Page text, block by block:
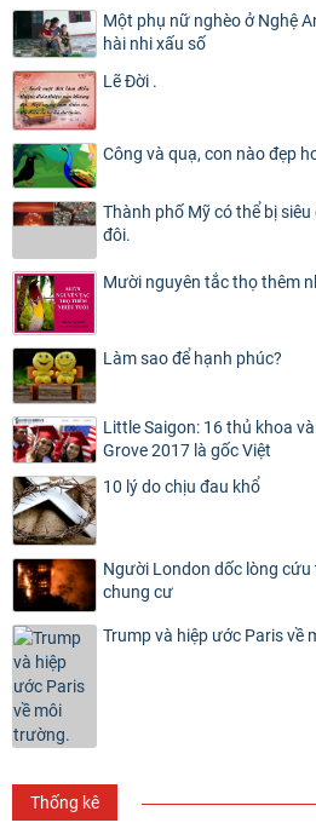
Một phụ nữ nghèo ở Nghệ
hài nhi xấu số
Lẽ Đời .
Công và quạ, con nào đẹp
Thành phố Mỹ có thể bị
đôi.
Mười nguyên tắc thọ thêm
Làm sao để hạnh phúc?
Little Saigon: 16 thủ khoa
Grove 2017 là gốc Việt
10 lý do chịu đau khổ
Người London dốc lòng
chung cư
Trump và hiệp ước Paris về
Thống kê